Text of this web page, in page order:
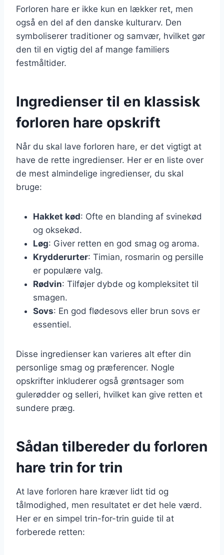
Forloren hare er ikke kun en lækker ret, men
også en del af den danske kulturarv. Den
symboliserer traditioner og samvær, hvilket gør
den til en vigtig del af mange familiers
festmåltider.
Ingredienser til en klassisk
forloren hare opskrift
Når du skal lave forloren hare, er det vigtigt at
have de rette ingredienser. Her er en liste over
de mest almindelige ingredienser, du skal
bruge:
Hakket kød: Ofte en blanding af svinekød
og oksekød.
Løg: Giver retten en god smag og aroma.
Krydderurter: Timian, rosmarin og persille
er populære valg.
Rødvin: Tilføjer dybde og kompleksitet til
smagen.
Sovs: En god flødesovs eller brun sovs er
essentiel.
Disse ingredienser kan varieres alt efter din
personlige smag og præferencer. Nogle
opskrifter inkluderer også grøntsager som
gulerødder og selleri, hvilket kan give retten et
sundere præg.
Sådan tilbereder du forloren
hare trin for trin
At lave forloren hare kræver lidt tid og
tålmodighed, men resultatet er det hele værd.
Her er en simpel trin-for-trin guide til at
forberede retten: